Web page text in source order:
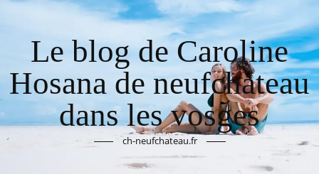
Le blog de Caroline
Hosana de neufchateau
dans les vosges
ch-neufchateau.fr